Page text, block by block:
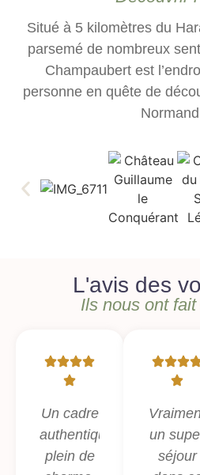
Situé à 5 kilomètres du
parsemé de nombreux
Champaubert est
personne en quête de
L'avis des
Ils nous ont
Un cadre
authentique
plein de
un
séjour